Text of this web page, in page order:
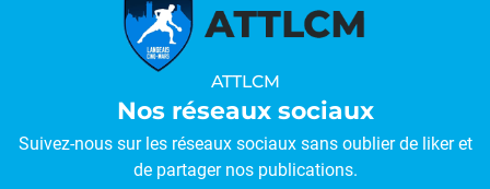
ATTLCM
Nos réseaux sociaux
Suivez-nous sur les réseaux sociaux sans oublier de liker et
de partager nos publications.